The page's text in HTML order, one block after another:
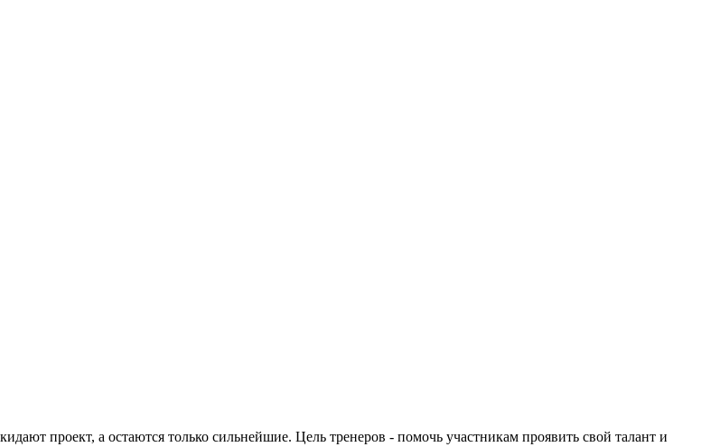
проект, а остаются только сильнейшие. Цель тренеров - помочь участникам проявить свой талант и